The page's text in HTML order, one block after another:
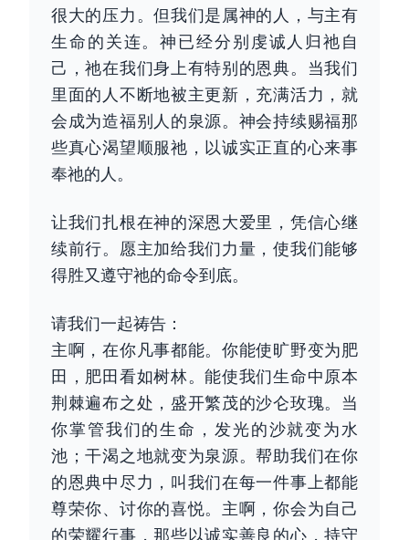
很大的压力。但我们是属神的人，与主有
生命的关连。神已经分别虔诚人归祂自
己，祂在我们身上有特别的恩典。当我们
里面的人不断地被主更新，充满活力，就
会成为造福别人的泉源。神会持续赐福那
些真心渴望顺服祂，以诚实正直的心来事
奉祂的人。
让我们扎根在神的深恩大爱里，凭信心继
续前行。愿主加给我们力量，使我们能够
得胜又遵守祂的命令到底。
请我们一起祷告：
主啊，在你凡事都能。你能使旷野变为肥
田，肥田看如树林。能使我们生命中原本
荆棘遍布之处，盛开繁茂的沙仑玫瑰。当
你掌管我们的生命，发光的沙就变为水
池；干渴之地就变为泉源。帮助我们在你
的恩典中尽力，叫我们在每一件事上都能
尊荣你、讨你的喜悦。主啊，你会为自己
的荣耀行事，那些以诚实善良的心，持守